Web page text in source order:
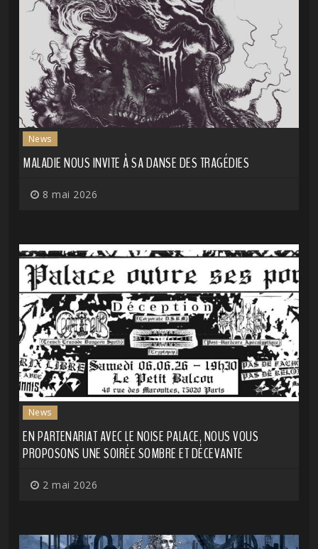
News
MALADIE NOUS INVITE À SA DANSE DES TRAGÉDIES
8 mai 2026
News
EN PARTENARIAT AVEC LE NOISE PALACE, NOUS VOUS
PROPOSONS UNE SOIRÉE SOMBRE ET DÉCEVANTE
2 mai 2026